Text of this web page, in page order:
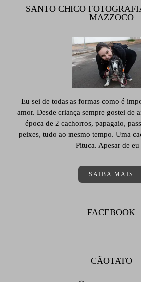
SANTO CHICO
MAZZOCO
Eu sei de todas as formas como é
amor. Desde criança sempre gostei de
época de 2 cachorros, papagaio,
peixes, tudo ao mesmo tempo. Uma
Pituca. Apesar de eu
SAIBA MAIS
FACEBOOK
CÃOTATO